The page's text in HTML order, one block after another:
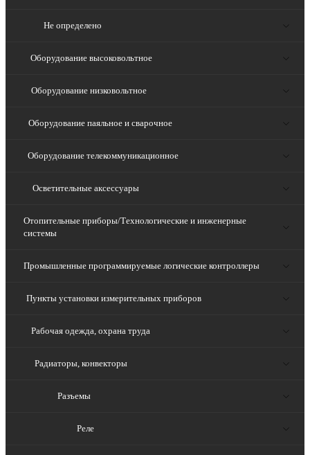
Не определено
Оборудование высоковольтное
Оборудование низковольтное
Оборудование паяльное и сварочное
Оборудование телекоммуникационное
Осветительные аксессуары
Отопительные приборы/Технологические и инженерные
системы
Промышленные программируемые логические контроллеры
Пункты установки измерительных приборов
Рабочая одежда, охрана труда
Радиаторы, конвекторы
Разъемы
Реле